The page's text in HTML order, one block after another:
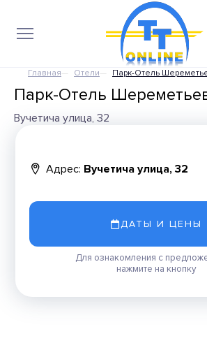
Главная Отели Парк-Отель
Парк-Отель
Вучетича улица, 32
Адрес: Вучетича улица, 32
ДАТЫ И ЦЕНЫ
Для ознакомления с
нажмите на кнопку